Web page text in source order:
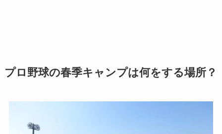
プロ野球の春季キャンプは何をする場所？